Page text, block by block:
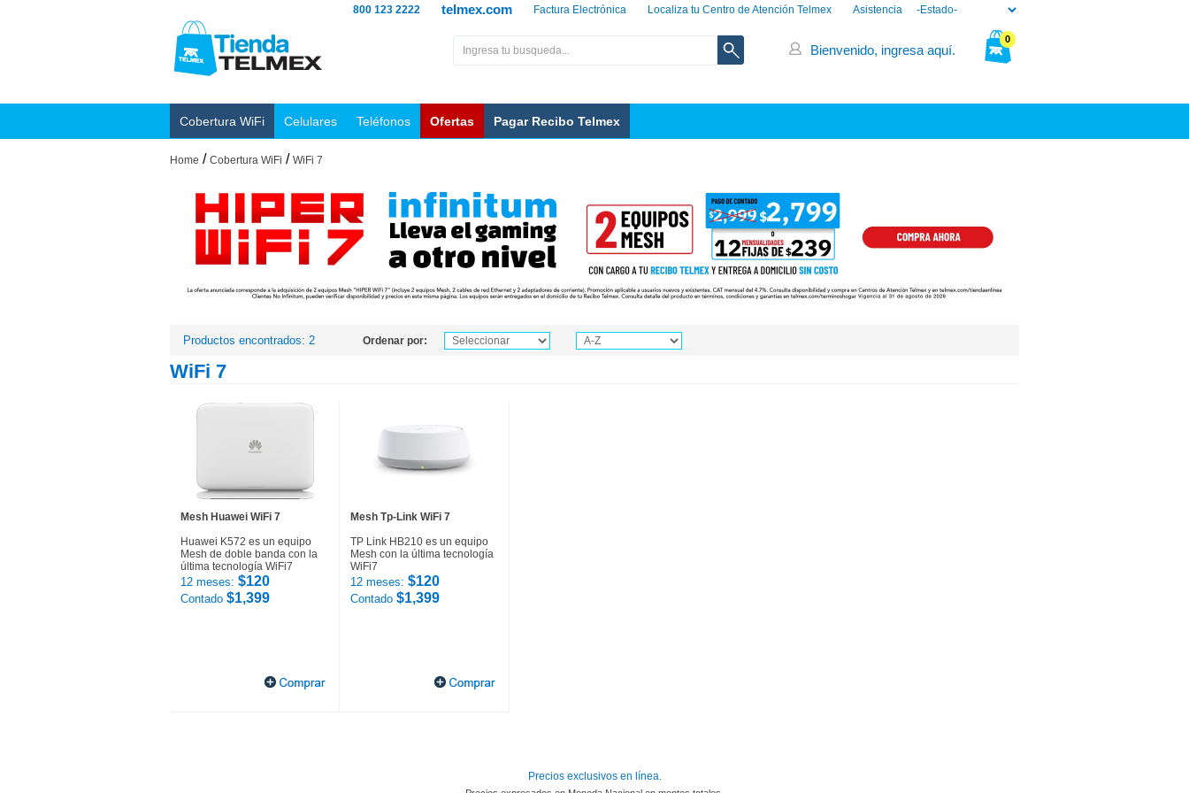
Asistencia
Localiza tu Centro de Atención Telmex
Factura Electrónica
telmex.com
800 123 2222
0
Bienvenido, ingresa aquí.
Cobertura WiFi Celulares Teléfonos Ofertas Pagar Recibo Telmex
Home / Cobertura WiFi / WiFi 7
Productos encontrados: 2 Ordenar por:
WiFi 7
Mesh Huawei WiFi 7
Huawei K572 es un equipo
Mesh de doble banda con la
última tecnología WiFi7
12 meses: $120
Contado $1,399
Mesh Tp-Link WiFi 7
TP Link HB210 es un equipo
Mesh con la última tecnología
WiFi7
12 meses: $120
Contado $1,399
Precios exclusivos en línea.